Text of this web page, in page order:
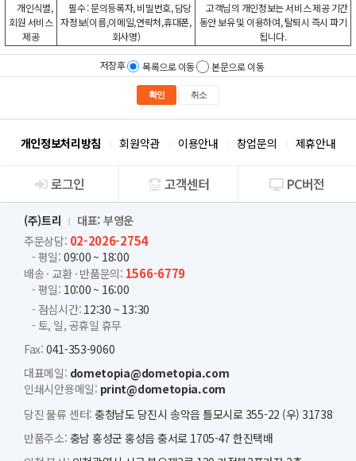
개인식별,
회원 서비스
제공
필수 : 문의등록자, 비밀번호, 담당
자정보(이름,이메일,연락처,휴대폰,
회사명)
고객님의 개인정보는 서비스 제공 기간
동안 보유 및 이용하여, 탈퇴시 즉시 파기
됩니다.
저장후 목록으로 이동 본문으로 이동
확인 취소
개인정보처리방침 회원약관 이용안내 창업문의 제휴안내
회사소개
로그인 고객센터 PC버전
(주)트리
대표: 부영운
주문상담: 02-2026-2754
- 평일: 09:00 ~ 18:00
배송 · 교환 · 반품문의: 1566-6779
- 평일: 10:00 ~ 16:00
- 점심시간: 12:30 ~ 13:30
- 토, 일, 공휴일 휴무
Fax: 041-353-9060
대표메일: dometopia@dometopia.com
인쇄시안용메일: print@dometopia.com
당진 물류 센터: 충청남도 당진시 송악읍 틀모시로 355-22 (우) 31738
반품주소: 충남 홍성군 홍성읍 충서로 1705-47 한진택배